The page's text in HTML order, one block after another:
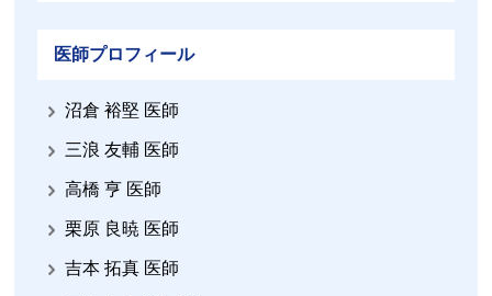
医師プロフィール
沼倉 裕堅 医師
三浪 友輔 医師
高橋 亨 医師
栗原 良暁 医師
吉本 拓真 医師